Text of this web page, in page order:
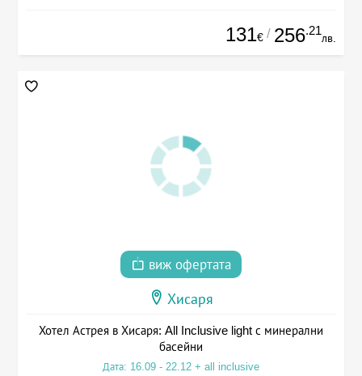
131€ / 256.21
лв.
виж офертата
Хисаря
Хотел Астрея в Хисаря: All Inclusive light с минерални
басейни
Дата: 16.09 - 22.12 + all inclusive